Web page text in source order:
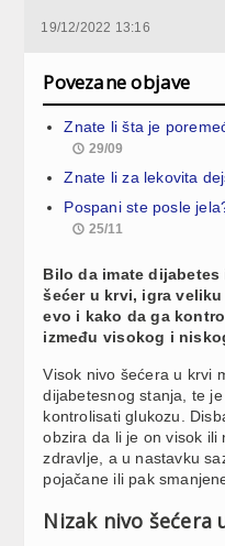
19/12/2022 13:16
Povezane objave
Znate li šta je
29/09
Znate li za lekovita
Pospani ste posle
25/11
Bilo da imate
šećer u krvi, igra
evo i kako da ga
između visokog i
Visok nivo šećera u krvi
dijabetesnog stanja, te
kontrolisati glukozu.
obzira da li je on visok ili
zdravlje, a u nastavku
pojačane ili pak
Nizak nivo šećera